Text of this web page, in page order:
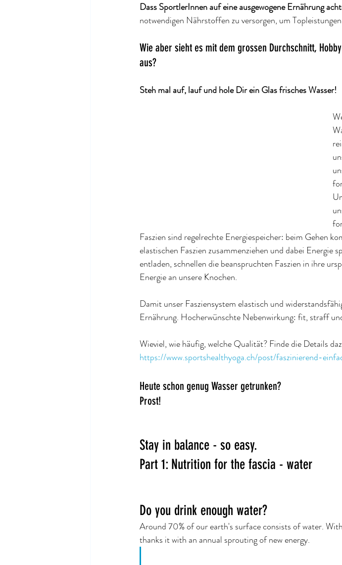
Dass SportlerInnen auf eine ausgewogene Ernährung
notwendigen Nährstoffen zu versorgen, um
Wie aber sieht es mit dem grossen Durchschnitt,
aus?
Steh mal auf, lauf und hole Dir ein Glas frisches Wasser!
Faszien sind regelrechte Energiespeicher: beim Gehen
elastischen Faszien zusammenziehen und dabei Energie
entladen, schnellen die beanspruchten Faszien in ihre
Energie an unsere Knochen.
Damit unser Fasziensystem elastisch und
Ernährung. Hocherwünschte Nebenwirkung: fit, straff
Wieviel, wie häufig, welche Qualität? Finde die Details
https://www.sportshealthyoga.ch/post/faszinierend-
Heute schon genug Wasser getrunken?
Prost!
Stay in balance - so easy.
Part 1: Nutrition for the fascia - water
Do you drink enough water?
Around 70% of our earth's surface consists of water.
thanks it with an annual sprouting of new energy.